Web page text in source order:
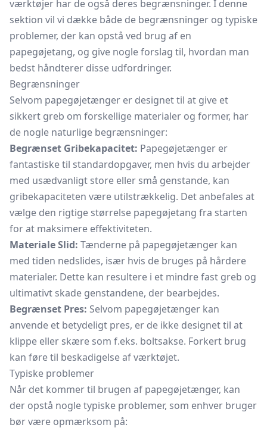
værktøjer har de også deres begrænsninger. I denne
sektion vil vi dække både de begrænsninger og typiske
problemer, der kan opstå ved brug af en
papegøjetang, og give nogle forslag til, hvordan man
bedst håndterer disse udfordringer.
Begrænsninger
Selvom papegøjetænger er designet til at give et
sikkert greb om forskellige materialer og former, har
de nogle naturlige begrænsninger:
Begrænset Gribekapacitet: Papegøjetænger er
fantastiske til standardopgaver, men hvis du arbejder
med usædvanligt store eller små genstande, kan
gribekapaciteten være utilstrækkelig. Det anbefales at
vælge den rigtige størrelse papegøjetang fra starten
for at maksimere effektiviteten.
Materiale Slid: Tænderne på papegøjetænger kan
med tiden nedslides, især hvis de bruges på hårdere
materialer. Dette kan resultere i et mindre fast greb og
ultimativt skade genstandene, der bearbejdes.
Begrænset Pres: Selvom papegøjetænger kan
anvende et betydeligt pres, er de ikke designet til at
klippe eller skære som f.eks. boltsakse. Forkert brug
kan føre til beskadigelse af værktøjet.
Typiske problemer
Når det kommer til brugen af papegøjetænger, kan
der opstå nogle typiske problemer, som enhver bruger
bør være opmærksom på: